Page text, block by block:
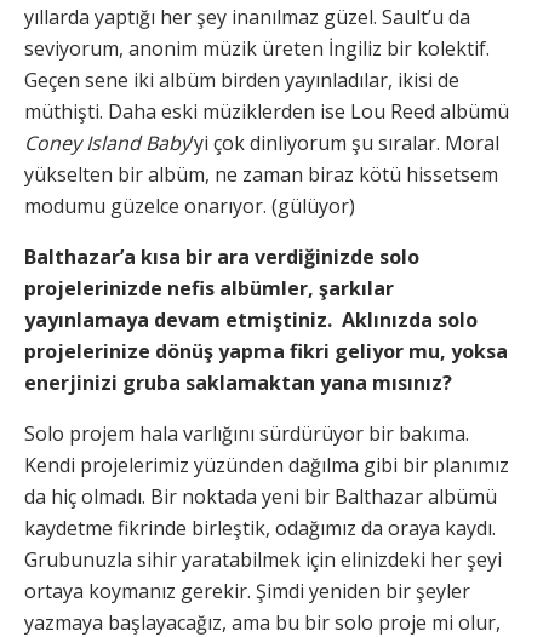
yıllarda yaptığı her şey inanılmaz güzel. Sault’u da
seviyorum, anonim müzik üreten İngiliz bir kolektif.
Geçen sene iki albüm birden yayınladılar, ikisi de
müthişti. Daha eski müziklerden ise Lou Reed albümü
Coney Island Baby’yi çok dinliyorum şu sıralar. Moral
yükselten bir albüm, ne zaman biraz kötü hissetsem
modumu güzelce onarıyor. (gülüyor)
Balthazar’a kısa bir ara verdiğinizde solo
projelerinizde nefis albümler, şarkılar
yayınlamaya devam etmiştiniz. Aklınızda solo
projelerinize dönüş yapma fikri geliyor mu, yoksa
enerjinizi gruba saklamaktan yana mısınız?
Solo projem hala varlığını sürdürüyor bir bakıma.
Kendi projelerimiz yüzünden dağılma gibi bir planımız
da hiç olmadı. Bir noktada yeni bir Balthazar albümü
kaydetme fikrinde birleştik, odağımız da oraya kaydı.
Grubunuzla sihir yaratabilmek için elinizdeki her şeyi
ortaya koymanız gerekir. Şimdi yeniden bir şeyler
yazmaya başlayacağız, ama bu bir solo proje mi olur,